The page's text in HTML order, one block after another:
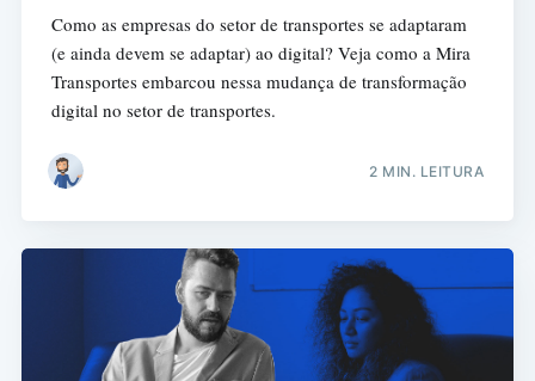
Como as empresas do setor de transportes se adaptaram
(e ainda devem se adaptar) ao digital? Veja como a Mira
Transportes embarcou nessa mudança de transformação
digital no setor de transportes.
2 MIN. LEITURA